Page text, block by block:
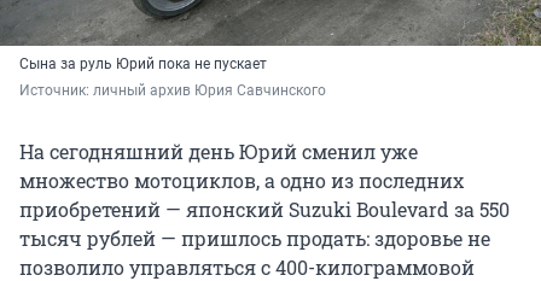
Сына за руль Юрий пока не пускает
Источник: личный архив Юрия Савчинского
На сегодняшний день Юрий сменил уже
множество мотоциклов, а одно из последних
приобретений — японский Suzuki Boulevard за 550
тысяч рублей — пришлось продать: здоровье не
позволило управляться с 400-килограммовой